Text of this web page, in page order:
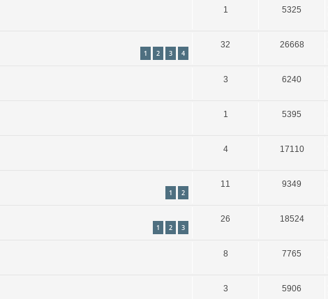
1 5325
1 2 3 4
32 26668
3 6240
1 5395
4 17110
1 2
11 9349
1 2 3
26 18524
8 7765
3 5906